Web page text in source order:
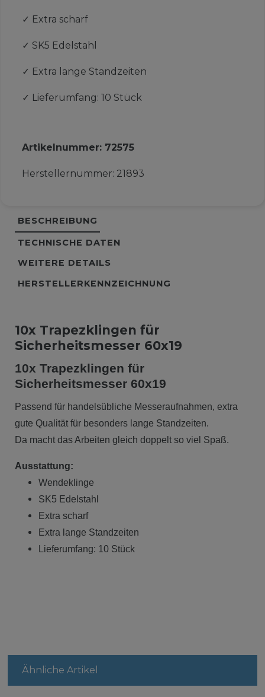
✓ Extra scharf
✓ SK5 Edelstahl
✓ Extra lange Standzeiten
✓ Lieferumfang: 10 Stück
Artikelnummer: 72575
Herstellernummer: 21893
BESCHREIBUNG
TECHNISCHE DATEN
WEITERE DETAILS
HERSTELLERKENNZEICHNUNG
10x Trapezklingen für
Sicherheitsmesser 60x19
10x Trapezklingen für
Sicherheitsmesser 60x19
Passend für handelsübliche Messeraufnahmen, extra
gute Qualität für besonders lange Standzeiten.
Da macht das Arbeiten gleich doppelt so viel Spaß.
Ausstattung:
Wendeklinge
SK5 Edelstahl
Extra scharf
Extra lange Standzeiten
Lieferumfang: 10 Stück
Ähnliche Artikel